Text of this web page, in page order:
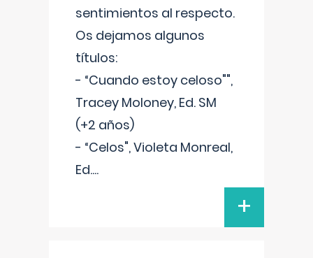
sentimientos al respecto.
Os dejamos algunos
títulos:
- “Cuando estoy celoso"",
Tracey Moloney, Ed. SM
(+2 años)
- “Celos", Violeta Monreal,
Ed....
+